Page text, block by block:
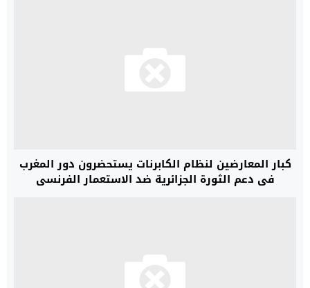
كبار المعارضين لنظام الكابرنات يستحضرون دور المغرب
في دعم الثورة الجزائرية ضد الاستعمار الفرنسي